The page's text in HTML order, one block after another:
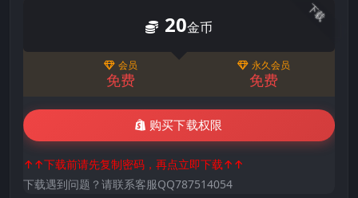
下载
20金币
会员
免费
永久会员
免费
购买下载权限
↑↑下载前请先复制密码，再点立即下载↑↑
下载遇到问题？请联系客服QQ787514054